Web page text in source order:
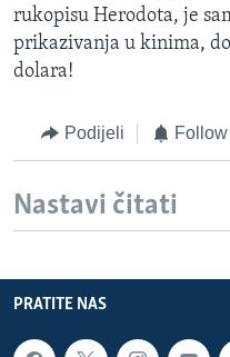
PRATITE NAS
Jezici
rukopisu Herodota, je
prikazivanja u kinima,
dolara!
Podijeli
Nastavi čitati
PRATITE NAS